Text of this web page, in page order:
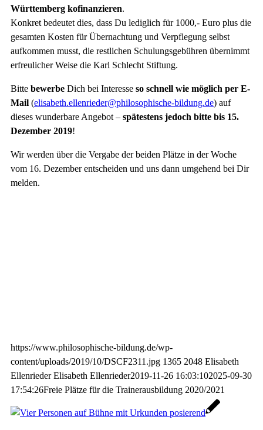
Württemberg kofinanzieren.
Konkret bedeutet dies, dass Du lediglich für 1000,- Euro plus die
gesamten Kosten für Übernachtung und Verpflegung selbst
aufkommen musst, die restlichen Schulungsgebühren übernimmt
erfreulicher Weise die Karl Schlecht Stiftung.
Bitte bewerbe Dich bei Interesse so schnell wie möglich per E-
Mail (elisabeth.ellenrieder@philosophische-bildung.de) auf
dieses wunderbare Angebot – spätestens jedoch bitte bis 15.
Dezember 2019!
Wir werden über die Vergabe der beiden Plätze in der Woche
vom 16. Dezember entscheiden und uns dann umgehend bei Dir
melden.
https://www.philosophische-bildung.de/wp-
content/uploads/2019/10/DSCF2311.jpg 1365 2048 Elisabeth
Ellenrieder Elisabeth Ellenrieder2019-11-26 16:03:102025-09-30
17:54:26Freie Plätze für die Trainerausbildung 2020/2021